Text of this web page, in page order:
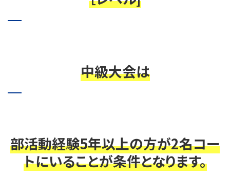
中級大会は
部活動経験5年以上の方が2名コー
トにいることが条件となります。